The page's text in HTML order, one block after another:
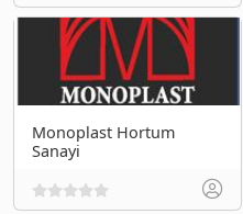
Monoplast Hortum
Sanayi